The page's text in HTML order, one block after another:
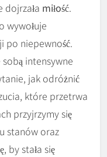
dojrzała miłość.
wywołuje
po niepewność.
intensywne
jak odróżnić
które przetrwa
przyjrzymy się
stanów oraz
by stała się